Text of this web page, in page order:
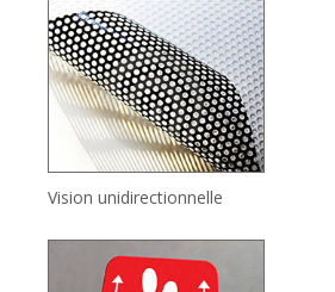
Vision unidirectionnelle